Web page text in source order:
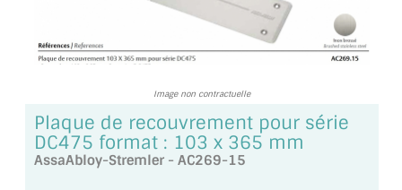
SUIVI DE COMMANDE
GUIDE : CHOIX PAR UTILISATION
INSPIRATIONS ET NOUVEAUTÉS
Image non contractuelle
Plaque de recouvrement pour série
DC475 format : 103 x 365 mm
AssaAbloy-Stremler - AC269-15